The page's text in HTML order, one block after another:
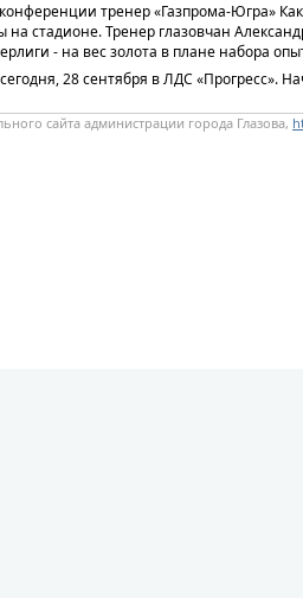
тренер «Газпрома-Югра»
стадионе. Тренер глазовчан
- на вес золота в плане набора
28 сентября в ЛДС «Прогресс».
сайта администрации города Глазова,